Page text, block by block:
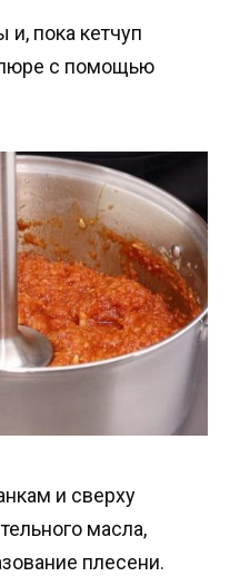
пока кетчуп
пюре с помощью
и сверху
масла,
плесени.